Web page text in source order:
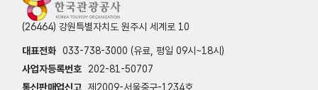
(26464) 강원특별자치도 원주시 세계로 10
대표전화 033-738-3000 (유료, 평일 09시~18시)
사업자등록번호
202-81-50707
통신판매업신고 제2009-서울중구-1234호